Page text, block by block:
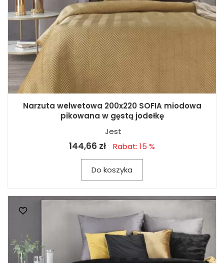
Narzuta welwetowa 200x220 SOFIA miodowa
pikowana w gęstą jodełkę
Jest
144,66 zł Rabat: 15 %
Do koszyka